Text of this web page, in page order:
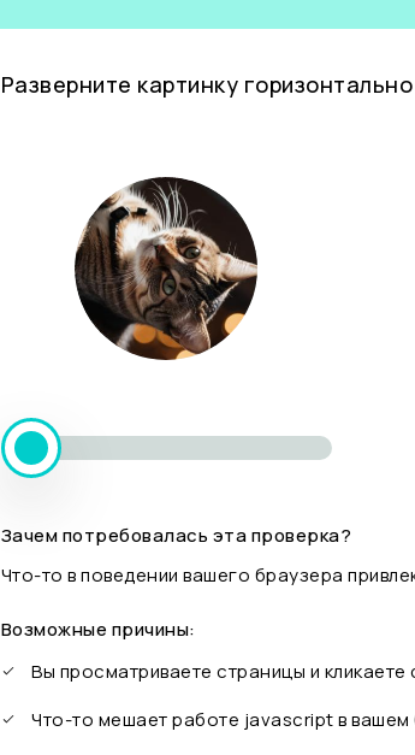
Разверните картинку горизонтально
Зачем потребовалась эта проверка?
Что-то в поведении вашего браузера
Возможные причины:
Вы просматриваете страницы и
Что-то мешает работе javascript в вашем